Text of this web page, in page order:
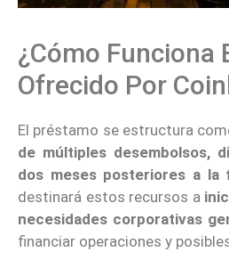
¿Cómo Funciona
Ofrecido Por
El préstamo se estructura
de múltiples desembolsos,
dos meses posteriores a la
destinará estos recursos a
necesidades corporativas
financiar operaciones y